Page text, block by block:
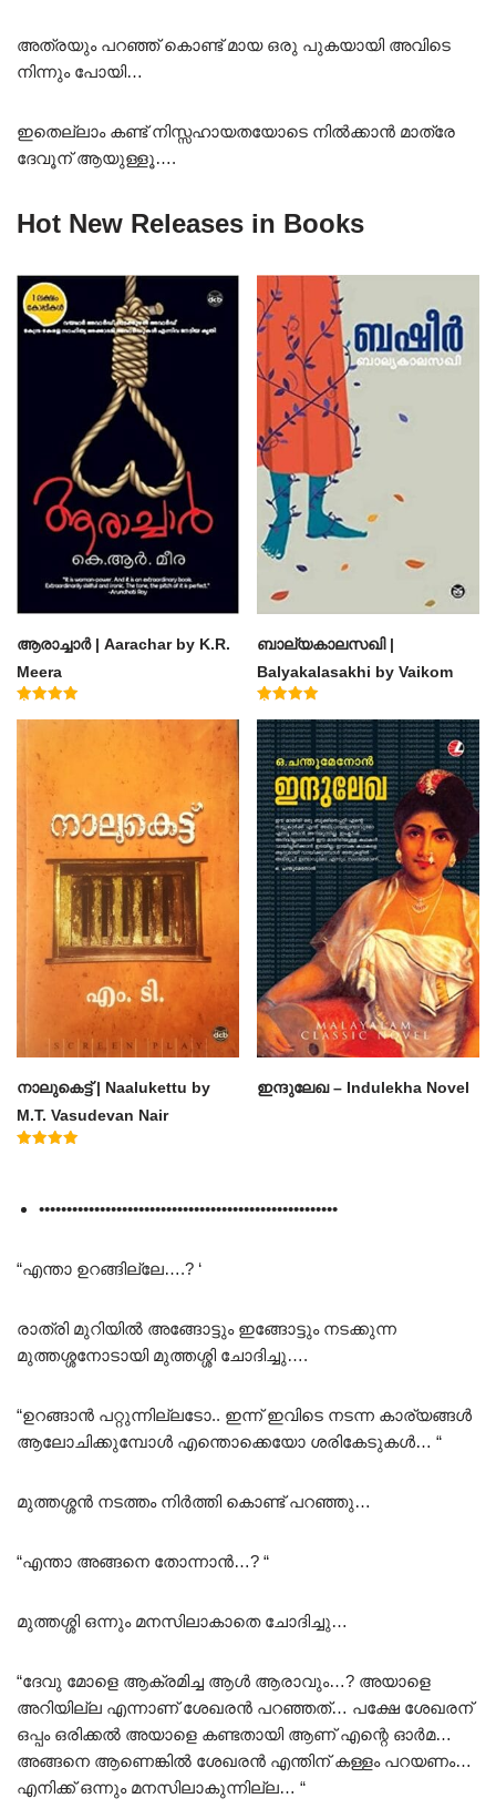
അത്രയും പറഞ്ഞ് കൊണ്ട് മായ ഒരു പുകയായി അവിടെ
നിന്നും പോയി…
ഇതെല്ലാം കണ്ട് നിസ്സഹായതയോടെ നിൽക്കാൻ മാത്രേ
ദേവൂന് ആയുള്ളൂ….
Hot New Releases in Books
ആരാച്ചാര്‍ | Aarachar by K.R.
Meera
ബാല്യകാലസഖി |
Balyakalasakhi by Vaikom
Muhammad Basheer
4.60
out of 5
നാലുകെട്ട് | Naalukettu by
M.T. Vasudevan Nair
ഇന്ദുലേഖ – Indulekha Novel
••••••••••••••••••••••••••••••••••••••••••••••••••••••
“എന്താ ഉറങ്ങില്ലേ….? ‘
രാത്രി മുറിയിൽ അങ്ങോട്ടും ഇങ്ങോട്ടും നടക്കുന്ന
മുത്തശ്ശനോടായി മുത്തശ്ശി ചോദിച്ചു….
“ഉറങ്ങാൻ പറ്റുന്നില്ലടോ.. ഇന്ന് ഇവിടെ നടന്ന കാര്യങ്ങൾ
ആലോചിക്കുമ്പോൾ എന്തൊക്കെയോ ശരികേടുകൾ… “
മുത്തശ്ശൻ നടത്തം നിർത്തി കൊണ്ട് പറഞ്ഞു…
“എന്താ അങ്ങനെ തോന്നാൻ…? “
മുത്തശ്ശി ഒന്നും മനസിലാകാതെ ചോദിച്ചു…
“ദേവു മോളെ ആക്രമിച്ച ആൾ ആരാവും…? അയാളെ
അറിയില്ല എന്നാണ് ശേഖരൻ പറഞ്ഞത്… പക്ഷേ ശേഖരന്
ഒപ്പം ഒരിക്കൽ അയാളെ കണ്ടതായി ആണ് എന്റെ ഓർമ…
അങ്ങനെ ആണെങ്കിൽ ശേഖരൻ എന്തിന് കള്ളം പറയണം…
എനിക്ക് ഒന്നും മനസിലാകുന്നില്ല… “